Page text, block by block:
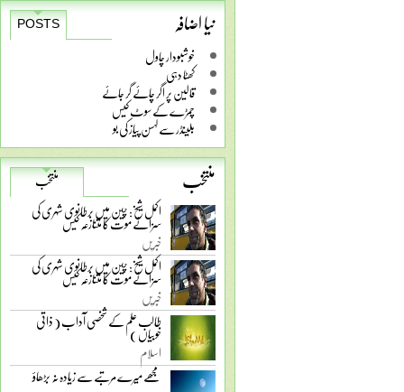
نیا اضافہ
POSTS
خوشبودار چاول
کھٹا دہی
قالین پر اگر چائے گر جائے
چمڑے کے سوٹ کیس
بلینڈر سے لہسن پیاز کی بو
منتخب
منتخب
اکمل شیخ: چین میں برطانوی شہری کی
سزائے موت کا متنازعہ کیس
خبریں
اکمل شیخ: چین میں برطانوی شہری کی
سزائے موت کا متنازعہ کیس
خبریں
طالب علم کے شخصی آداب ( ذاتی
خوبیاں )
اسلام
مجھے میرے مرتبے سے زیادہ نہ بڑھاؤ